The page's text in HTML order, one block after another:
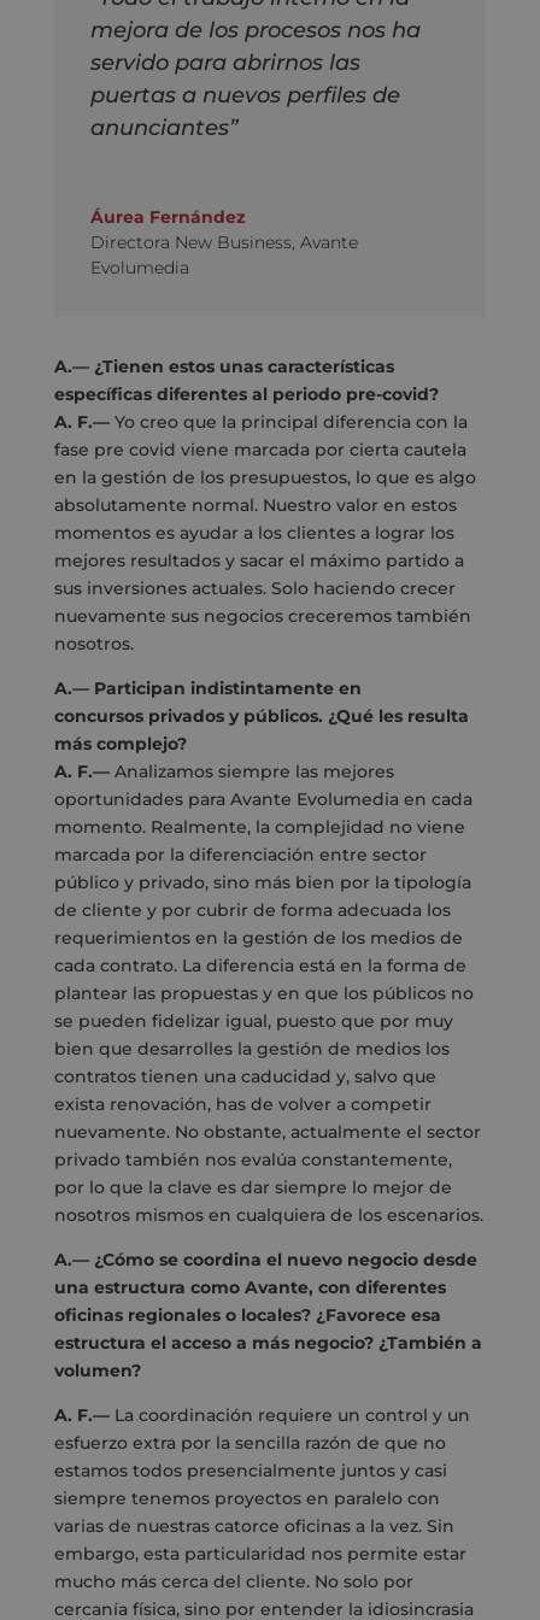
mejora de los procesos nos ha
servido para abrirnos las
puertas a nuevos perfiles de
anunciantes”
Áurea Fernández
Directora New Business, Avante
Evolumedia
A.— ¿Tienen estos unas características
específicas diferentes al periodo pre-covid?
A. F.—Yo creo que la principal diferencia con la
fase pre covid viene marcada por cierta cautela
en la gestión de los presupuestos, lo que es algo
absolutamente normal. Nuestro valor en estos
momentos es ayudar a los clientes a lograr los
mejores resultados y sacar el máximo partido a
sus inversiones actuales. Solo haciendo crecer
nuevamente sus negocios creceremos también
nosotros.
A.— Participan indistintamente en
concursos privados y públicos. ¿Qué les resulta
más complejo?
A. F.—Analizamos siempre las mejores
oportunidades para Avante Evolumedia en cada
momento. Realmente, la complejidad no viene
marcada por la diferenciación entre sector
público y privado, sino más bien por la tipología
de cliente y por cubrir de forma adecuada los
requerimientos en la gestión de los medios de
cada contrato. La diferencia está en la forma de
plantear las propuestas y en que los públicos no
se pueden fidelizar igual, puesto que por muy
bien que desarrolles la gestión de medios los
contratos tienen una caducidad y, salvo que
exista renovación, has de volver a competir
nuevamente. No obstante, actualmente el sector
privado también nos evalúa constantemente,
por lo que la clave es dar siempre lo mejor de
nosotros mismos en cualquiera de los escenarios.
A.— ¿Cómo se coordina el nuevo negocio desde
una estructura como Avante, con diferentes
oficinas regionales o locales? ¿Favorece esa
estructura el acceso a más negocio? ¿También a
volumen?
A. F.—La coordinación requiere un control y un
esfuerzo extra por la sencilla razón de que no
estamos todos presencialmente juntos y casi
siempre tenemos proyectos en paralelo con
varias de nuestras catorce oficinas a la vez. Sin
embargo, esta particularidad nos permite estar
mucho más cerca del cliente. No solo por
cercanía física, sino por entender la idiosincrasia